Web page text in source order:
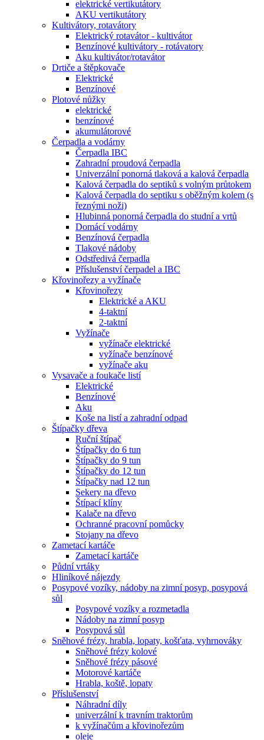
elektrické vertikutátory
AKU vertikutátory
Kultivátory, rotavátory
Elektrický rotavátor - kultivátor
Benzínové kultivátory - rotávatory
Aku kultivátor/rotavátor
Drtiče a štěpkovače
Elektrické
Benzínové
Plotové nůžky
elektrické
benzínové
akumulátorové
Čerpadla a vodárny
Čerpadla IBC
Zahradní proudová čerpadla
Univerzální ponorná tlaková a kalová čerpadla
Kalová čerpadla do septiků s volným průtokem
Kalová čerpadla do septiku s oběžným kolem (s
řeznými noži)
Hlubinná ponorná čerpadla do studní a vrtů
Domácí vodárny
Benzínová čerpadla
Tlakové nádoby
Odstředivá čerpadla
Příslušenství čerpadel a IBC
Křovinořezy a vyžínače
Křovinořezy
Elektrické a AKU
4-taktní
2-taktní
Vyžínače
vyžínače elektrické
vyžínače benzínové
vyžínače aku
Vysavače a foukače listí
Elektrické
Benzínové
Aku
Koše na listí a zahradní odpad
Štípačky dřeva
Ruční štípač
Štípačky do 6 tun
Štípačky do 9 tun
Štípačky do 12 tun
Štípačky nad 12 tun
Sekery na dřevo
Štípací klíny
Kalače na dřevo
Ochranné pracovní pomůcky
Stojany na dřevo
Zametací kartáče
Zametací kartáče
Půdní vrtáky
Hliníkové nájezdy
Posypové vozíky, nádoby na zimní posyp, posypová
sůl
Posypové vozíky a rozmetadla
Nádoby na zimní posyp
Posypová sůl
Sněhové frézy, hrabla, lopaty, košťata, vyhrnováky
Sněhové frézy kolové
Sněhové frézy pásové
Motorové kartáče
Hrabla, koště, lopaty
Příslušenství
Náhradní díly
univerzální k travním traktorům
k vyžínačům a křovinořezům
oleje